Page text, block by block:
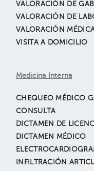
VALORACIÓN DE
VALORACIÓN DE
VALORACIÓN
VISITA A DOMICILIO
Medicina Interna
CHEQUEO MÉDICO
CONSULTA
DICTAMEN DE
DICTAMEN MÉDICO
INFILTRACIÓN